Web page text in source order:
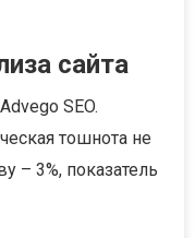
сайта
SEO.
тошнота не
– 3%, показатель